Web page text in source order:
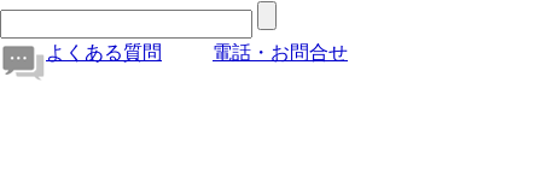
よくある質問 電話・お問合せ